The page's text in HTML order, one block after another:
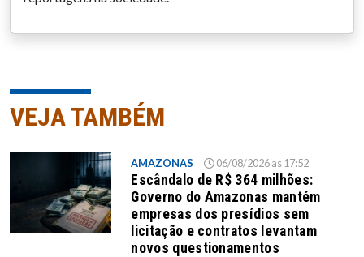
VEJA TAMBÉM
AMAZONAS 06/08/2026 as 17:52
Escândalo de R$ 364 milhões:
Governo do Amazonas mantém
empresas dos presídios sem
licitação e contratos levantam
novos questionamentos